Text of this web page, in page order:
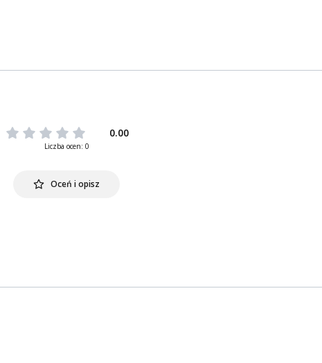
0.00
Liczba ocen: 0
Oceń i opisz